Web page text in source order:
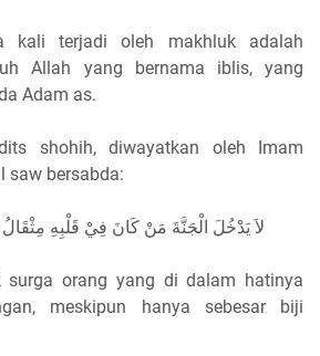
kali terjadi oleh makhluk adalah
Allah yang bernama iblis, yang
Adam as.
shohih, diwayatkan oleh Imam
saw bersabda:
surga orang yang di dalam hatinya
meskipun hanya sebesar biji